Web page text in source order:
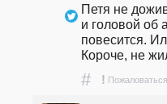
Петя не
и головой об
повесится.
Короче, не
# ! Пожаловаться